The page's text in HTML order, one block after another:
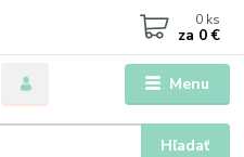
Menu
Hľadať
0 ks
za 0 €